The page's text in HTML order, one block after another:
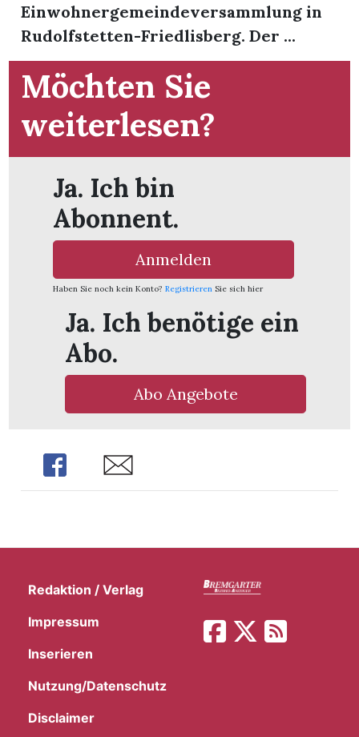
Einwohnergemeindeversammlung in
Rudolfstetten-Friedlisberg. Der ...
Möchten Sie
weiterlesen?
Ja. Ich bin
Abonnent.
Anmelden
Haben Sie noch kein Konto? Registrieren Sie sich hier
Ja. Ich benötige ein
Abo.
Abo Angebote
Share Share
Redaktion / Verlag
Impressum
Inserieren
Nutzung/Datenschutz
Disclaimer